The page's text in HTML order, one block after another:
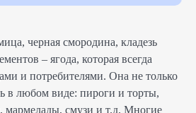
черная смородина, кладезь
– ягода, которая всегда
и потребителями. Она не только
в любом виде: пироги и торты,
смузи и т.д. Многие